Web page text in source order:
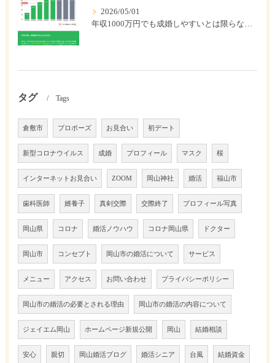
2026/05/01
年収1000万円でも成婚しやすいとは限らない? 「年収帯別の成婚率」のリアル
タグ Tags
倉敷市 プロポーズ お見合い 初デート
新型コロナウイルス 成婚 プロフィール マスク 桜
インターネットお見合い ZOOM 岡山神社 婚活 福山市
歯科医師 婿養子 真剣交際 交際終了 プロフィール写真
岡山県 コロナ 婚活ノウハウ コロナ岡山県 ドクター
岡山市 コンセプト 岡山市の婚活について サービス
メニュー アクセス お問い合わせ プライバシーポリシー
岡山市の婚活の必要とされる理由 岡山市の婚活の内容について
ジェイエム岡山 ホームページ新規公開 岡山 結婚相談
安心 親切 岡山婚活ブログ 婚活シニア 台風 結婚資金